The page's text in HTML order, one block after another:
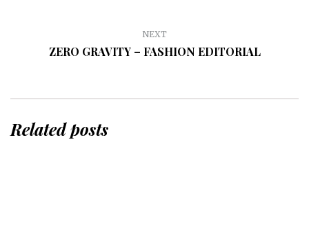
NEXT
ZERO GRAVITY – FASHION EDITORIAL
Related posts